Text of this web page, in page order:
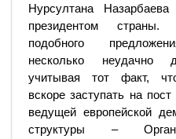
Нурсултана
президентом
подобного
несколько неудачно
учитывая тот факт,
вскоре заступать на
ведущей европейской
структуры –